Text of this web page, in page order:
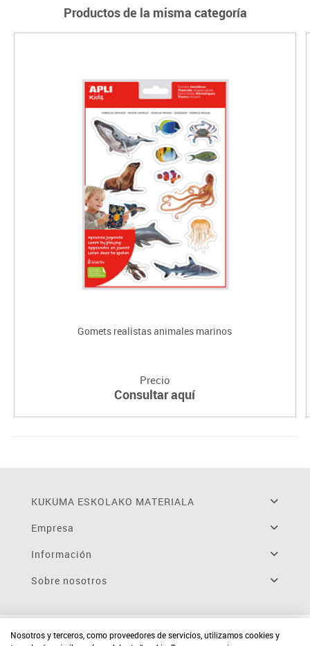
Productos de la misma categoría
Gomets realistas animales marinos
Precio
Consultar aquí
KUKUMA ESKOLAKO MATERIALA
Empresa
Información
Sobre nosotros
Nosotros y terceros, como proveedores de servicios, utilizamos cookies y